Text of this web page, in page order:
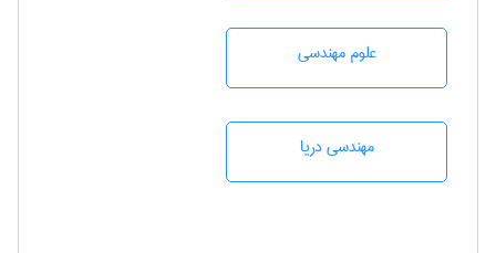
علوم مهندسی
مهندسی دریا